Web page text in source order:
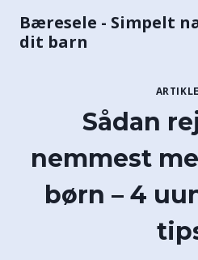
indhold
Bæresele - Simpelt
dit barn
Sådan
nemmest
børn – 4